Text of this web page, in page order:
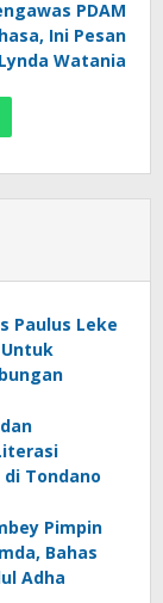
PDAM
Ini Pesan
Watania
Paulus Leke
di Tondano
Pimpin
Bahas
Adha